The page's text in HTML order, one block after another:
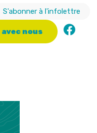
S'abonner à l'infolettre
avec nous